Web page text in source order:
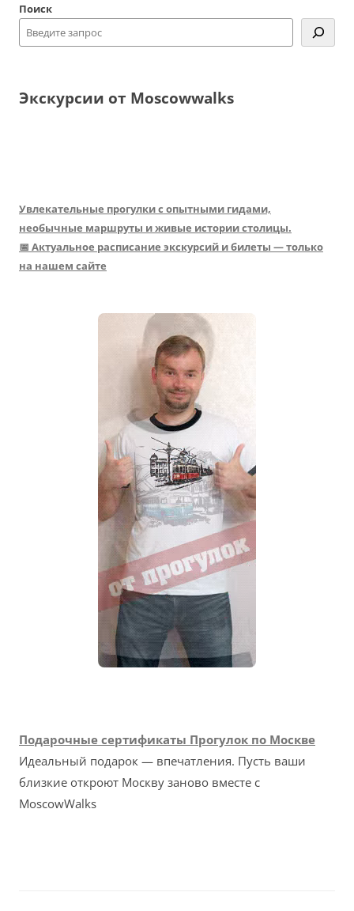
Поиск
Экскурсии от Moscowwalks
Увлекательные прогулки с опытными гидами,
необычные маршруты и живые истории столицы.
📅 Актуальное расписание экскурсий и билеты — только
на нашем сайте
Подарочные сертификаты Прогулок по Москве
Идеальный подарок — впечатления. Пусть ваши
близкие откроют Москву заново вместе с
MoscowWalks